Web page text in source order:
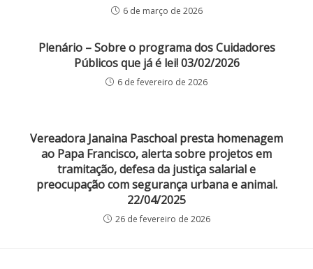
6 de março de 2026
Plenário – Sobre o programa dos Cuidadores
Públicos que já é lei! 03/02/2026
6 de fevereiro de 2026
Vereadora Janaina Paschoal presta homenagem
ao Papa Francisco, alerta sobre projetos em
tramitação, defesa da justiça salarial e
preocupação com segurança urbana e animal.
22/04/2025
26 de fevereiro de 2026